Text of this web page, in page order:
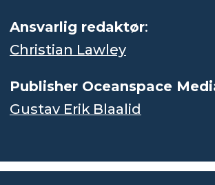
Ansvarlig redaktør:
Christian Lawley
Publisher Oceanspace
Gustav Erik Blaalid